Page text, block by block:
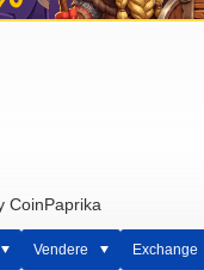
CoinPaprika
Vendere Exchange